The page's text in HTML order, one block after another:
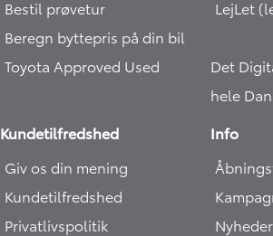
Bestil prøvetur
Beregn byttepris på din bil
Toyota Approved Used
LejLet
Det
hele
Kundetilfredshed
Giv os din mening
Kundetilfredshed
Privatlivspolitik
Info
Nyheder